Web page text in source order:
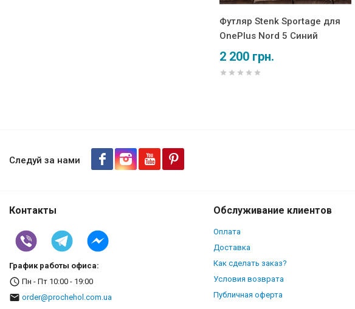
Футляр Stenk Sportage для
OnePlus Nord 5 Синий
2 200 грн.
Следуй за нами
Контакты
График работы офиса:
Пн - Пт 10:00 - 19:00
order@prochehol.com.ua
Обслуживание клиентов
Оплата
Доставка
Как сделать заказ?
Условия возврата
Публичная оферта